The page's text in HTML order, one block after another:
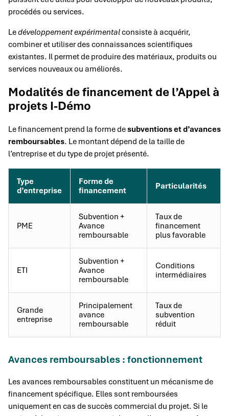
procédés ou services.
Ledéveloppement expérimentalconsiste à acquérir,
combiner et utiliser des connaissances scientifiques
existantes. Il permet de produire des matériaux, produits ou
services nouveaux ou améliorés.
Modalités de financement de l’Appel à
projets I-Démo
Le financement prend la forme desubventions et d’avances
remboursables. Le montant dépend de la taille de
l’entreprise et du type de projet présenté.
Type
d’entreprise
Forme de
financement
Particularités
PME
Subvention +
Avance
remboursable
Taux de
financement
plus favorable
ETI
Subvention +
Avance
remboursable
Conditions
intermédiaires
Grande
entreprise
Principalement
avance
remboursable
Taux de
subvention
réduit
Avances remboursables : fonctionnement
Les avances remboursables constituent un mécanisme de
financement spécifique. Elles sont remboursées
uniquement en cas de succès commercial du projet. Si le